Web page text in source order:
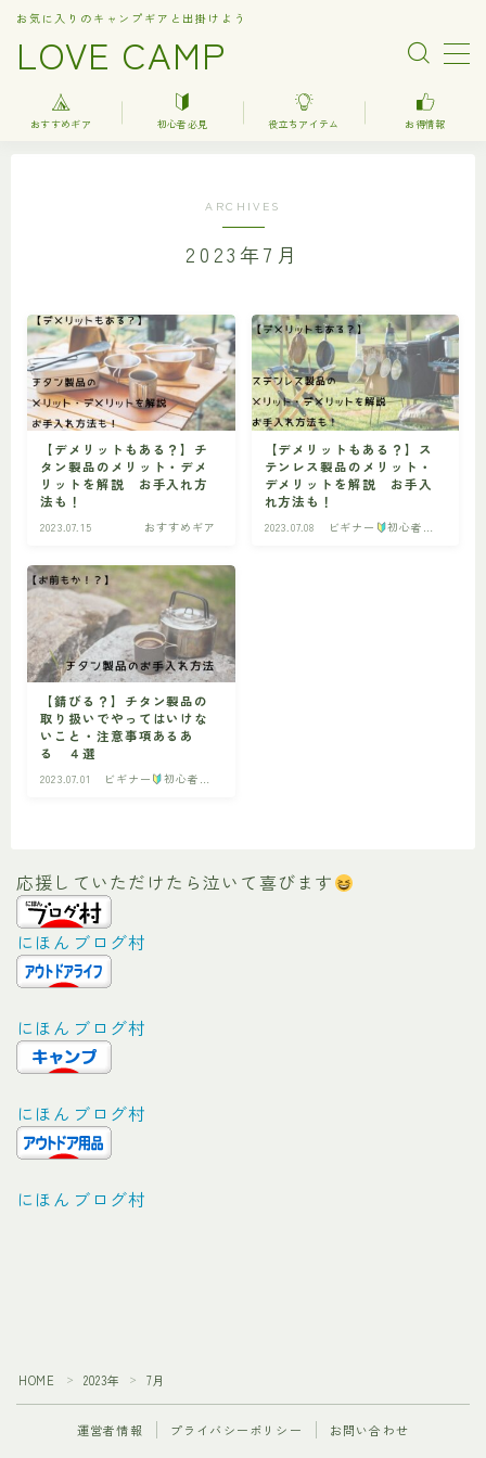
LOVE CAMP
お気に入りのキャンプギアと出掛けよう
調理器具関連（kitchenware）
車中泊
お得情報
楽天お得情報
ビギナー 初心者の方へ
おすすめギア 初心者必見 役立ちアイテム お得情報
ARCHIVES
2023年7月
【デメリットもある？】チ
タン製品のメリット・デメ
リットを解説 お手入れ方
法も！
2023.07.15 おすすめギア
【デメリットもある？】ス
テンレス製品のメリット・
デメリットを解説 お手入
れ方法も！
2023.07.08 ビギナー
初心者の
【錆びる？】チタン製品の
取り扱いでやってはいけな
いこと・注意事項あるあ
る ４選
2023.07.01 ビギナー
初心者の
応援していただけたら泣いて喜びます
にほんブログ村
にほんブログ村
にほんブログ村
にほんブログ村
HOME ＞ 2023年 ＞ 7月
運営者情報 プライバシーポリシー お問い合わせ